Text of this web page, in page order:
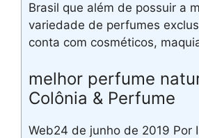
Brasil que além de possuir a
variedade de perfumes
conta com cosméticos,
melhor perfume
Colônia & Perfume
Web24 de junho de 2019 Por